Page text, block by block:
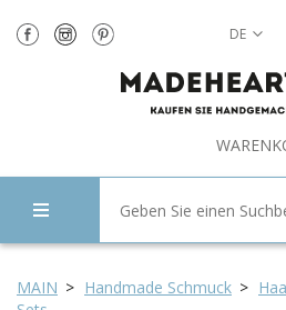
DE
MAIN Handmade Schmuck